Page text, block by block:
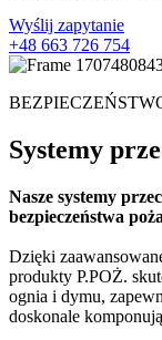
Wyślij zapytanie
+48 663 726 754
Systemy
Nasze systemy
bezpieczeństwa
Dzięki
produkty P.POŻ.
ognia i dymu,
doskonale